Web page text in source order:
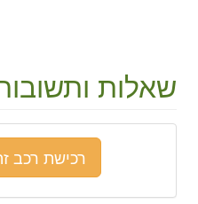
שאלות
רכישת רכב